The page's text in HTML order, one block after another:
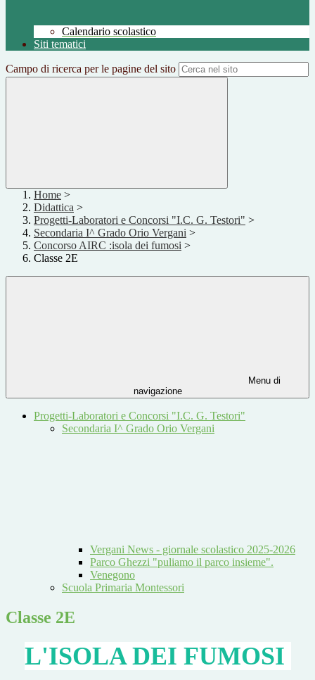
Calendario scolastico
Siti tematici
Campo di ricerca per le pagine del sito
Home >
Didattica >
Progetti-Laboratori e Concorsi "I.C. G. Testori" >
Secondaria I^ Grado Orio Vergani >
Concorso AIRC :isola dei fumosi >
Classe 2E
Menu di
navigazione
Progetti-Laboratori e Concorsi "I.C. G. Testori"
Secondaria I^ Grado Orio Vergani
Vergani News - giornale scolastico 2025-2026
Parco Ghezzi "puliamo il parco insieme".
Venegono
Scuola Primaria Montessori
Classe 2E
L'ISOLA DEI FUMOSI